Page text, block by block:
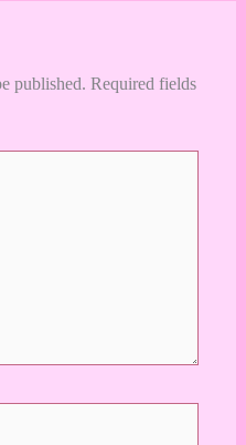
published. Required fields